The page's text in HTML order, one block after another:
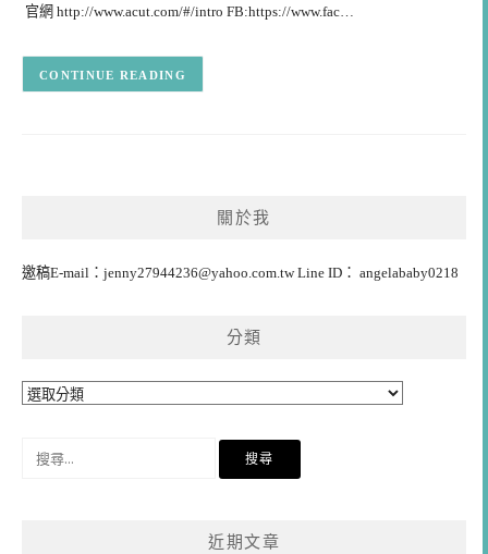
官網 http://www.acut.com/#/intro FB:https://www.fac…
CONTINUE READING
關於我
邀稿E-mail： jenny27944236@yahoo.com.twLine ID： angelababy0218
分類
分
近期文章